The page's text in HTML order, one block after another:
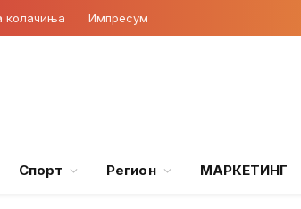
колачиња Импресум
Спорт Регион МАРКЕТИНГ